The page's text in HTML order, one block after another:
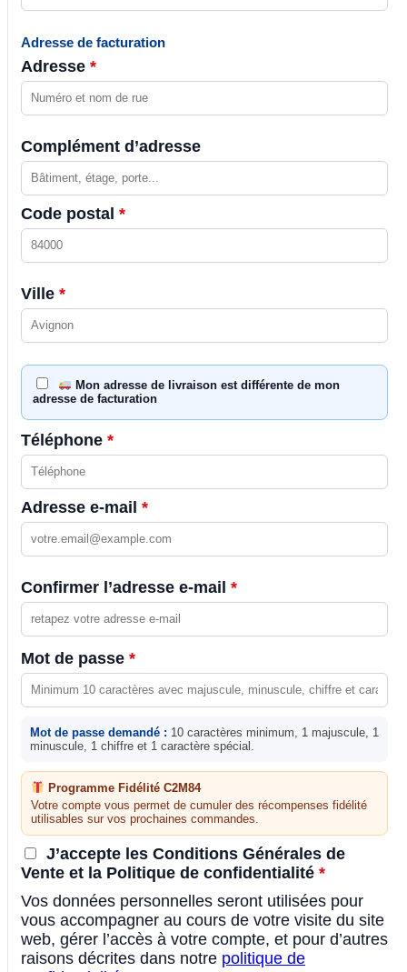
Adresse de facturation
Adresse *
Complément d’adresse
Code postal *
Ville *
Mon adresse de livraison est différente de mon
adresse de facturation
Téléphone *
Adresse e-mail *
Confirmer l’adresse e-mail *
Mot de passe *
Mot de passe demandé : 10 caractères minimum, 1 majuscule, 1
minuscule, 1 chiffre et 1 caractère spécial.
Programme Fidélité C2M84
Votre compte vous permet de cumuler des récompenses fidélité
utilisables sur vos prochaines commandes.
J’accepte les Conditions Générales de
Vente et la Politique de confidentialité *
Vos données personnelles seront utilisées pour
vous accompagner au cours de votre visite du site
web, gérer l’accès à votre compte, et pour d’autres
raisons décrites dans notre politique de